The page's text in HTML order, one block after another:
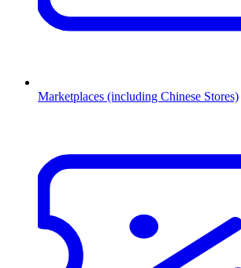
Marketplaces (including Chinese Stores)